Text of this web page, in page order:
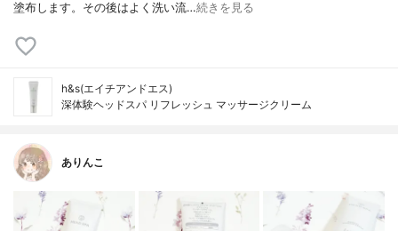
塗布します。その後はよく洗い流…続きを見る
h&s(エイチアンドエス)
深体験ヘッドスパ リフレッシュ マッサージクリーム
ありんこ